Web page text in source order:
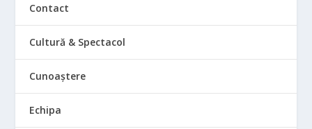
Contact
Cultură & Spectacol
Cunoaștere
Echipa